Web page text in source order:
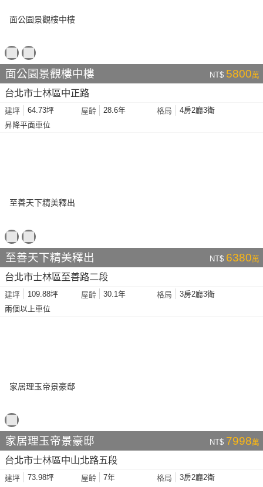
面公園景觀樓中樓 NT$ 5800萬
台北市士林區中正路
建坪 64.73坪 屋齡 28.6年 格局
4房2廳3衛
昇降平面車位
至善天下精美釋出 NT$ 6380萬
台北市士林區至善路二段
建坪 109.88坪 屋齡 30.1年 格局
3房2廳3衛
兩個以上車位
家居理玉帝景豪邸 NT$ 7998萬
台北市士林區中山北路五段
建坪 73.98坪 屋齡 7年 格局
3房2廳2衛